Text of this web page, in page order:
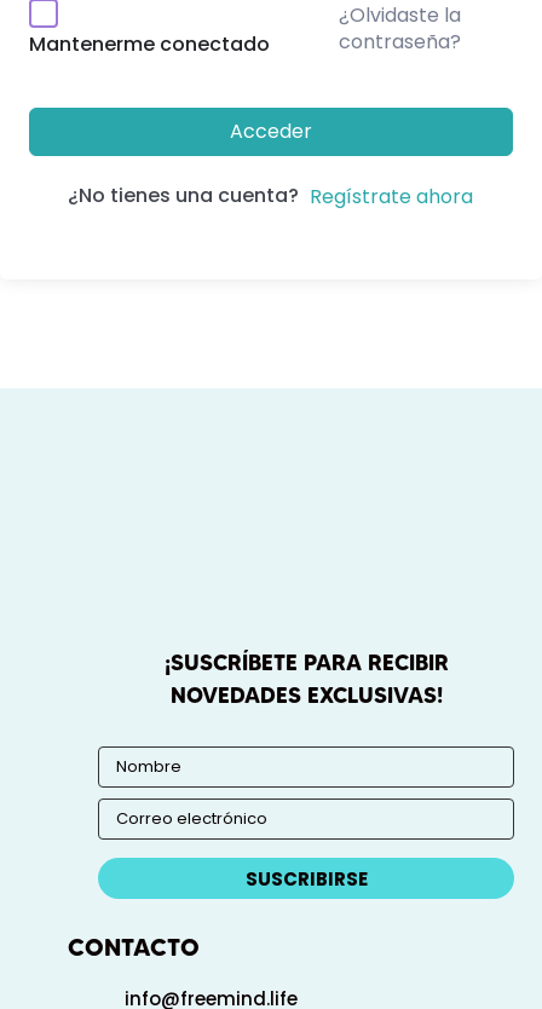
Mantenerme conectado
¿Olvidaste la
contraseña?
Acceder
¿No tienes una cuenta? Regístrate ahora
¡SUSCRÍBETE PARA RECIBIR
NOVEDADES EXCLUSIVAS!
SUSCRIBIRSE
CONTACTO
info@freemind.life